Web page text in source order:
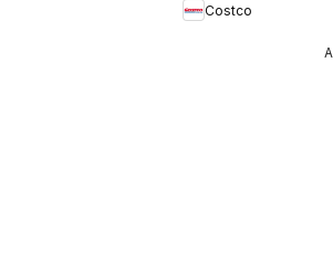
Costco